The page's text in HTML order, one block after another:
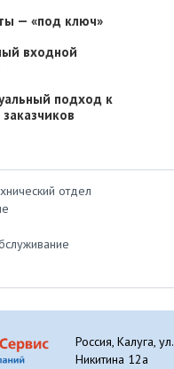
— «под ключ»
входной
подход к
отдел
Россия, Калуга, ул.
Никитина 12а